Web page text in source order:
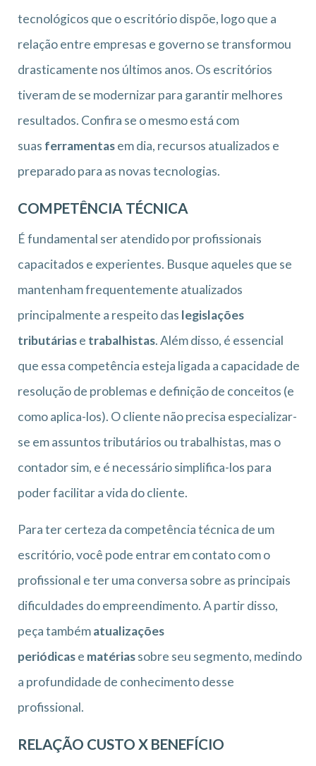
tecnológicos que o escritório dispõe, logo que a
relação entre empresas e governo se transformou
drasticamente nos últimos anos. Os escritórios
tiveram de se modernizar para garantir melhores
resultados. Confira se o mesmo está com
suas ferramentasem dia, recursos atualizados e
preparado para as novas tecnologias.
COMPETÊNCIA TÉCNICA
É fundamental ser atendido por profissionais
capacitados e experientes. Busque aqueles que se
mantenham frequentemente atualizados
principalmente a respeito das legislações
tributáriase trabalhistas. Além disso, é essencial
que essa competência esteja ligada a capacidade de
resolução de problemas e definição de conceitos (e
como aplica-los). O cliente não precisa especializar-
se em assuntos tributários ou trabalhistas, mas o
contador sim, e é necessário simplifica-los para
poder facilitar a vida do cliente.
Para ter certeza da competência técnica de um
escritório, você pode entrar em contato com o
profissional e ter uma conversa sobre as principais
dificuldades do empreendimento. A partir disso,
peça tambématualizações
periódicase matériassobre seu segmento, medindo
a profundidade de conhecimento desse
profissional.
RELAÇÃO CUSTO X BENEFÍCIO